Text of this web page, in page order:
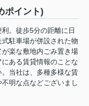
ポイント)
。徒歩5分の距離に日
駐車場が併設された物
楽な敷地内ごみ置き場
ある賃貸情報のことな
当社は、多種多様な賃
明な点などございまし